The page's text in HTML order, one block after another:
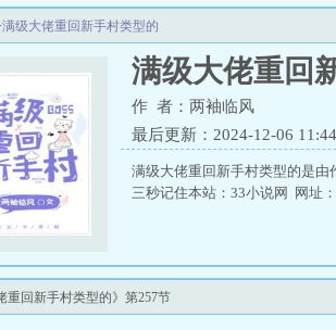
满级大佬重回新手村类型的
满级大佬重回
作 者：两袖临风
最后更新：2024-12-06
满级大佬重回新手村类型的是由
三秒记住本站：33小说网 网址
重回新手村类型的》第257节